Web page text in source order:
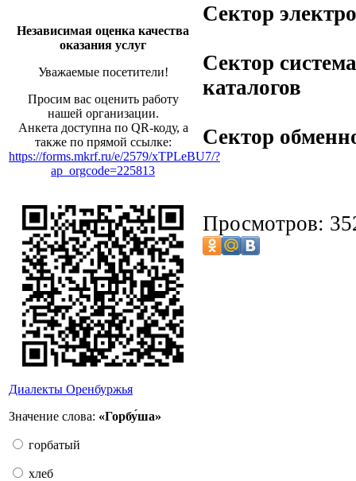
Независимая оценка качества
оказания услуг
Уважаемые посетители!
Просим вас оценить работу
нашей организации.
Анкета доступна по QR-коду, а
также по прямой ссылке:
https://forms.mkrf.ru/e/2579/xTPLeBU7/?
ap_orgcode=225813
Диалекты Оренбуржья
Значение слова: «Горбу́ша»
горбатый
хлеб
Сектор
Сектор
каталогов
Сектор
Просмотров: